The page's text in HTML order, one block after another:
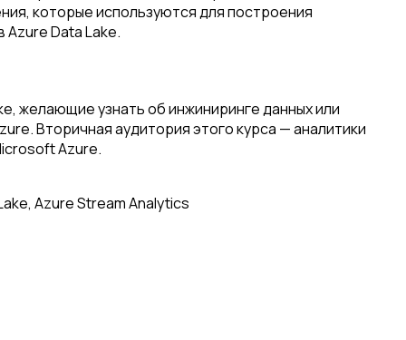
которые используются для построения
Data Lake.
желающие узнать об инжиниринге данных или
Вторичная аудитория этого курса — аналитики
Azure.
Azure Stream Analytics